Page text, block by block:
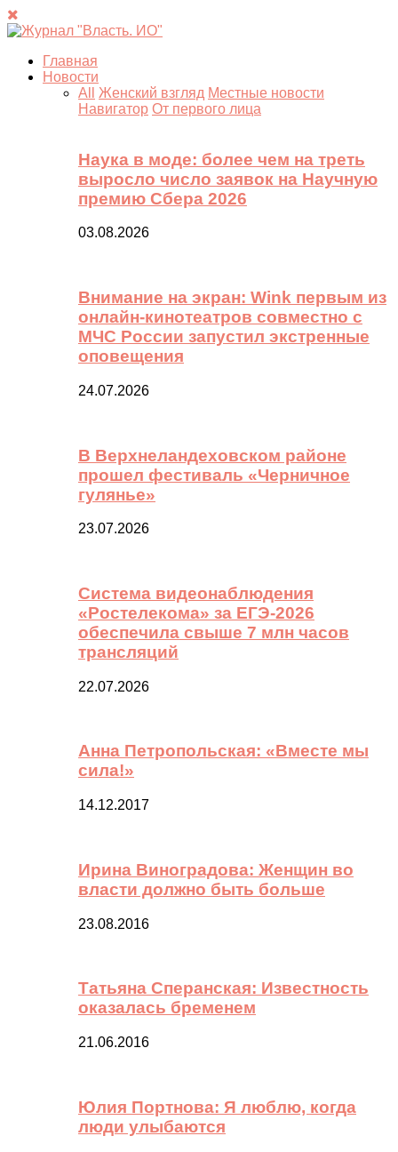
Главная
Новости
All
Женский взгляд Местные новости
Навигатор От первого лица
Наука в моде: более чем на треть
выросло число заявок на Научную
премию Сбера 2026
03.08.2026
Внимание на экран: Wink первым из
онлайн-кинотеатров совместно с
МЧС России запустил экстренные
оповещения
24.07.2026
В Верхнеландеховском районе
прошел фестиваль «Черничное
гулянье»
23.07.2026
Система видеонаблюдения
«Ростелекома» за ЕГЭ-2026
обеспечила свыше 7 млн часов
трансляций
22.07.2026
Анна Петропольская: «Вместе мы
сила!»
14.12.2017
Ирина Виноградова: Женщин во
власти должно быть больше
23.08.2016
Татьяна Сперанская: Известность
оказалась бременем
21.06.2016
Юлия Портнова: Я люблю, когда
люди улыбаются